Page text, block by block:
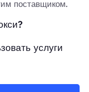
поставщиком.
услуги